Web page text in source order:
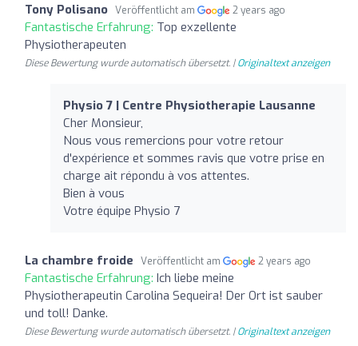
Tony Polisano Veröffentlicht am 2 years ago
Fantastische Erfahrung: Top exzellente
Physiotherapeuten
Diese Bewertung wurde automatisch übersetzt. |Originaltext anzeigen
Physio 7 | Centre Physiotherapie Lausanne
Cher Monsieur,
Nous vous remercions pour votre retour
d'expérience et sommes ravis que votre prise en
charge ait répondu à vos attentes.
Bien à vous
Votre équipe Physio 7
La chambre froide Veröffentlicht am 2 years ago
Fantastische Erfahrung: Ich liebe meine
Physiotherapeutin Carolina Sequeira! Der Ort ist sauber
und toll! Danke.
Diese Bewertung wurde automatisch übersetzt. |Originaltext anzeigen